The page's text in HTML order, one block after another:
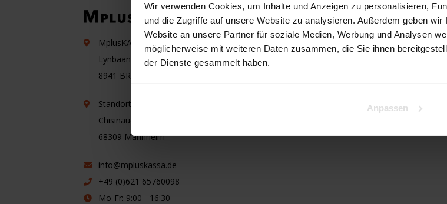
Wir verwenden Cookies, um Inhalte und Anzeigen zu personalisieren,
und die Zugriffe auf unsere Website zu analysieren. Außerdem geben
Website an unsere Partner für soziale Medien, Werbung und Analysen
möglicherweise mit weiteren Daten zusammen, die Sie ihnen
der Dienste gesammelt haben.
Anpassen
MplusKASSA Niederlande
Lynbaan 31
8941 BR
Standort Deutschland
Chisinauer Platz 2
68309 Mannheim
info@mpluskassa.de
+49 (0)621 65760098
Mo-Fr: 9:00 - 16:30
Rost
Benutzerfreundlichkeit